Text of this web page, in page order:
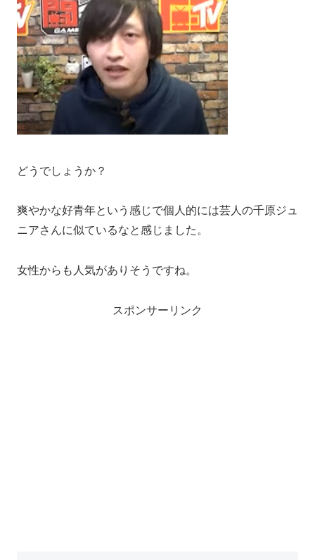
どうでしょうか？
爽やかな好青年という感じで個人的には芸人の千原ジュ
ニアさんに似ているなと感じました。
女性からも人気がありそうですね。
スポンサーリンク